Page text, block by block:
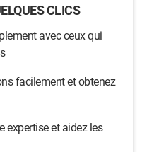
CLICS
avec ceux qui
facilement et obtenez
expertise et aidez les